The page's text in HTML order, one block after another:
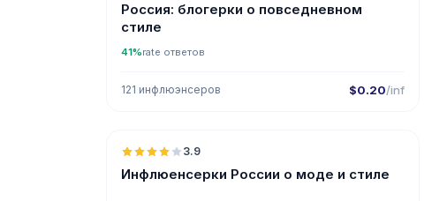
Россия: блогерки о повседневном
стиле
41%rate ответов
121 инфлюэнсеров $0.20/inf
3.9
Инфлюенсерки России о моде и стиле